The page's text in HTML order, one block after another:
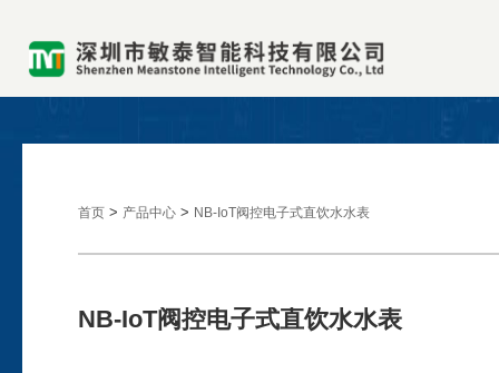
首页 > 产品中心 > NB-IoT阀控电子式直饮水水表
NB-IoT阀控电子式直饮水水表